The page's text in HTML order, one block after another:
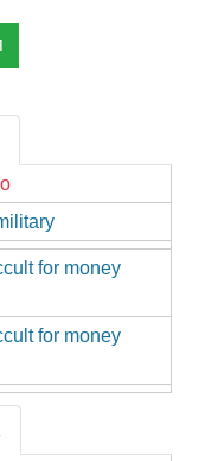
for money
for money